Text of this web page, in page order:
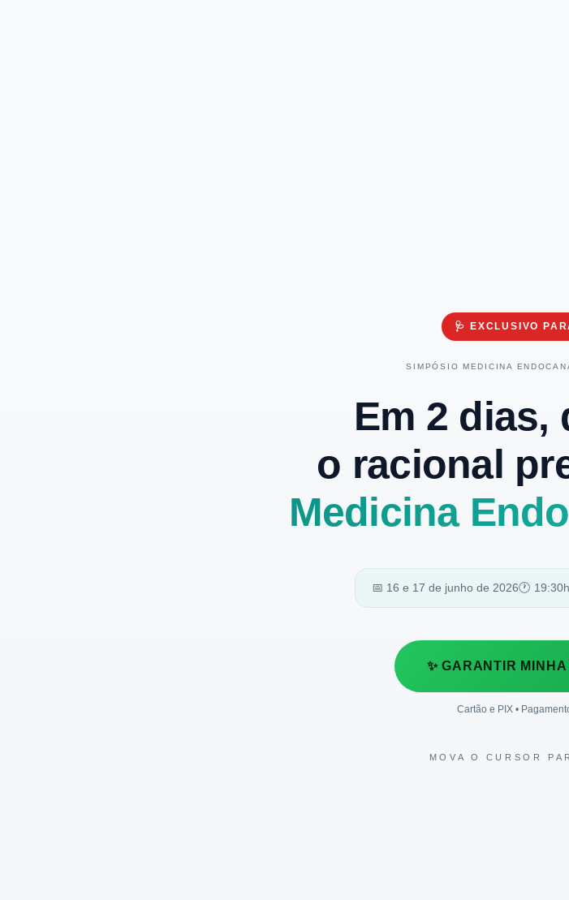
🩺 EXCLUSIVO
SIMPÓSIO MEDICINA
Em 2 dias,
o racional
Medicina
📅 16 e 17 de junho de 2026🕐 19:30h
✨ GARANTIR
Cartão e PIX •
MOVA O CURSOR